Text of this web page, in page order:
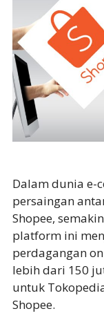
Dalam dunia e-
persaingan
Shopee,
platform ini
perdagangan
lebih dari 150
untuk
Shopee.